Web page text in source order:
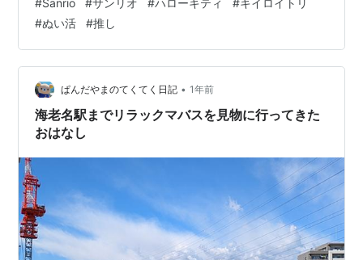
でキイロイトリに釘付けに。 大昔の小学低学年の頃。サ
ンリオにハマり、近所にできたばかりの小さなショップ
にしょっちゅう入り浸っていました。とはいってもただ
ただグッズを眺めるばかりでしたが、ようやくおこづか
いが貯まり、はじめて買ったのがハローキティのトート
バッグ。もうそれが嬉しすぎて、どこへ行くにも…
#Sanrio #サンリオ #ハローキティ #キイロイトリ
#ぬい活 #推し
ぱんだやまのてくてく日記 • 1年前
海老名駅までリラックマバスを見物に行ってきた
おはなし